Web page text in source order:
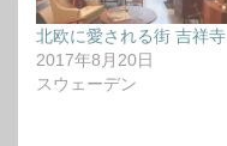
北欧に愛される街 吉祥寺
2017年8月20日
スウェーデン